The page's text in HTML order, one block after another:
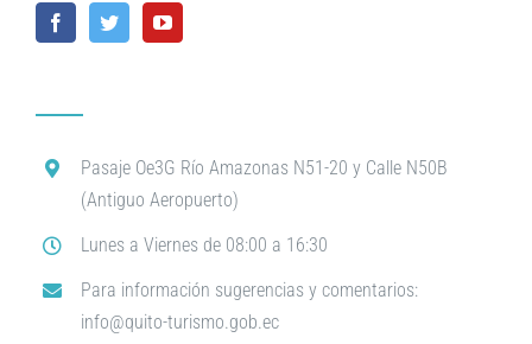
Pasaje Oe3G Río Amazonas N51-20 y Calle N50B
(Antiguo Aeropuerto)
Lunes a Viernes de 08:00 a 16:30
Para información sugerencias y comentarios:
info@quito-turismo.gob.ec